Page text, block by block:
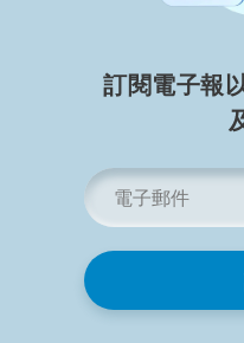
Kindle Fire 卡牌遊
iPhone 卡牌遊戲
Google Play 卡牌
更多 Kindle Fire 遊
訂閱電子報
電
信
*